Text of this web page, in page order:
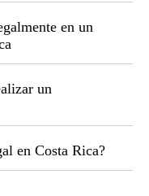
en un
un
en Costa Rica?